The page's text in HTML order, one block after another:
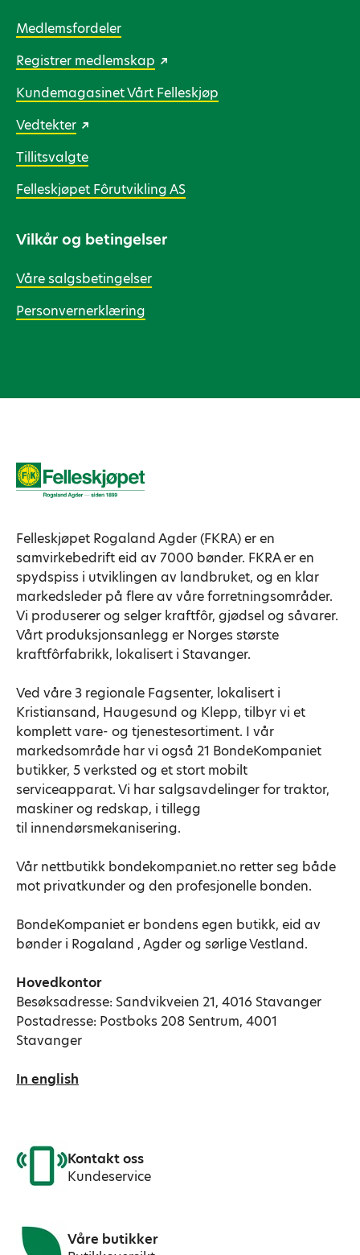
Medlemsfordeler
Registrer medlemskap
Kundemagasinet Vårt Felleskjøp
Vedtekter
Tillitsvalgte
Felleskjøpet Fôrutvikling AS
Vilkår og betingelser
Våre salgsbetingelser
Personvernerklæring
Felleskjøpet Rogaland Agder (FKRA) er en
samvirkebedrift eid av 7000 bønder. FKRA er en
spydspiss i utviklingen av landbruket, og en klar
markedsleder på flere av våre forretningsområder.
Vi produserer og selger kraftfôr, gjødsel og såvarer.
Vårt produksjonsanlegg er Norges største
kraftfôrfabrikk, lokalisert i Stavanger.
Ved våre 3 regionale Fagsenter, lokalisert i
Kristiansand, Haugesund og Klepp, tilbyr vi et
komplett vare- og tjenestesortiment. I vår
markedsområde har vi også 21 BondeKompaniet
butikker, 5 verksted og et stort mobilt
serviceapparat. Vi har salgsavdelinger for traktor,
maskiner og redskap, i tillegg
til innendørsmekanisering.
Vår nettbutikk bondekompaniet.no retter seg både
mot privatkunder og den profesjonelle bonden.
BondeKompaniet er bondens egen butikk, eid av
bønder i Rogaland , Agder og sørlige Vestland.
Hovedkontor
Besøksadresse: Sandvikveien 21, 4016 Stavanger
Postadresse: Postboks 208 Sentrum, 4001
Stavanger
In english
Kontakt oss
Kundeservice
Våre butikker